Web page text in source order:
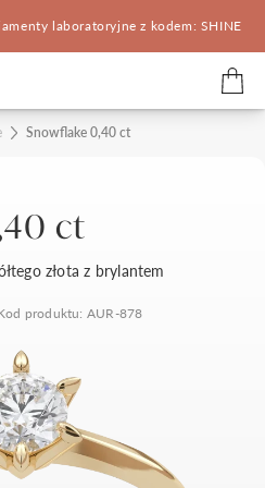
laboratoryjne z kodem: SHINE
3D
z zakupu
Snowflake 0,40 ct
ct
złota z brylantem
produktu: AUR-878